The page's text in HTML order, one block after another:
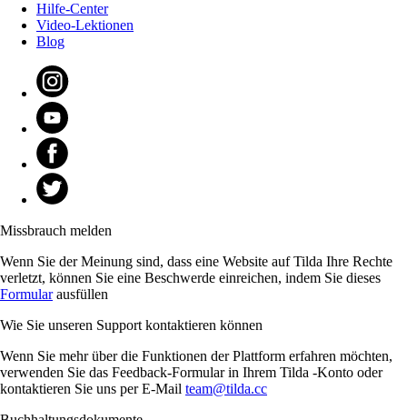
Hilfe-Center
Video-Lektionen
Blog
Missbrauch melden
Wenn Sie der Meinung sind, dass eine Website auf Tilda Ihre Rechte
verletzt, können Sie eine Beschwerde einreichen, indem Sie dieses
Formularausfüllen
Wie Sie unseren Support kontaktieren können
Wenn Sie mehr über die Funktionen der Plattform erfahren möchten,
verwenden Sie das Feedback-Formular in Ihrem Tilda -Konto oder
kontaktieren Sie uns per E-Mail team@tilda.cc